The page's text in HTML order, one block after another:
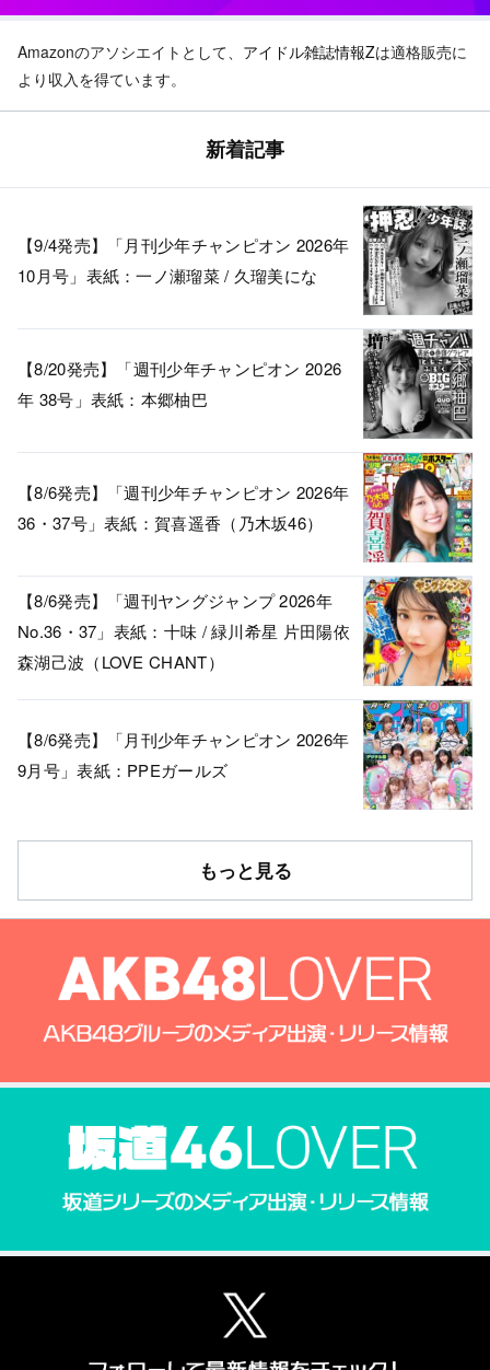
Amazonのアソシエイトとして、 アイドル雑誌情報Zは適格販売に
より収入を得ています。
新着記事
【9/4発売】「月刊少年チャンピオン 2026年
10月号」表紙：一ノ瀬瑠菜 / 久瑠美にな
【8/20発売】「週刊少年チャンピオン 2026
年 38号」表紙：本郷柚巴
【8/6発売】「週刊少年チャンピオン 2026年
36・37号」表紙：賀喜遥香（乃木坂46）
【8/6発売】「週刊ヤングジャンプ 2026年
No.36・37」表紙：十味 / 緑川希星 片田陽依
森湖己波（LOVE CHANT）
【8/6発売】「月刊少年チャンピオン 2026年
9月号」表紙：PPEガールズ
もっと見る